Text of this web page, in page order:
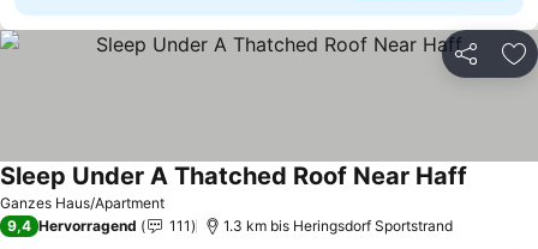
Teilen
Ganzes Haus/Apartment
Sleep Under A Thatched Roof Near Haff
9,4 Hervorragend 111 1.3 km bis Heringsdorf Sportstrand